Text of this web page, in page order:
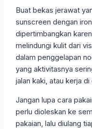
Buat bekas jerawat
sunscreen dengan
dipertimbangkan
melindungi kulit dari
dalam penggelapan
yang aktivitasnya
jalan kaki, atau kerja
Jangan lupa cara
perlu dioleskan ke
pakaian, lalu diulang